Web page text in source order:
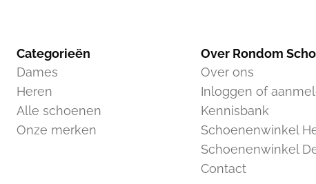
Categorieën
Dames
Heren
Alle schoenen
Onze merken
Over Rondom
Over ons
Inloggen of
Kennisbank
Schoenenwinkel
Schoenenwinkel
Contact